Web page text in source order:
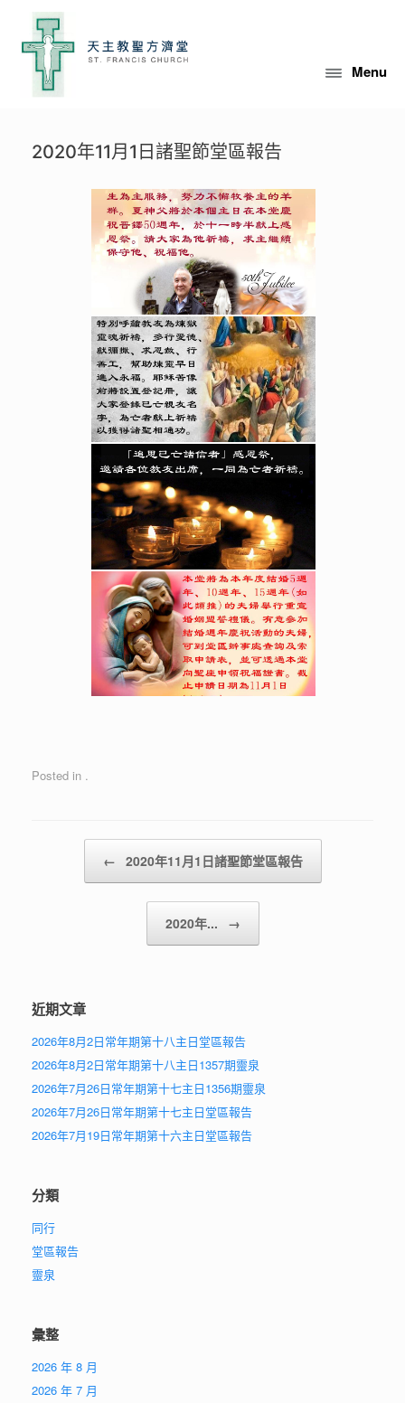
content
Menu
2020年11月1日諸聖節堂區報告
Posted in .
Post navigation
← 2020年11月1日諸聖節堂區報告
2020年... →
近期文章
2026年8月2日常年期第十八主日堂區報告
2026年8月2日常年期第十八主日1357期靈泉
2026年7月26日常年期第十七主日1356期靈泉
2026年7月26日常年期第十七主日堂區報告
2026年7月19日常年期第十六主日堂區報告
分類
同行
堂區報告
靈泉
彙整
2026 年 8 月
2026 年 7 月